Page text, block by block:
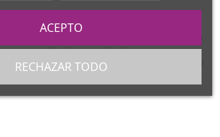
de calidad, esta hucha ofrece una buena
en cualquier espacio sin ocupar
un equilibrio entre funcionalidad y
RECHAZAR TODO
ACEPTO